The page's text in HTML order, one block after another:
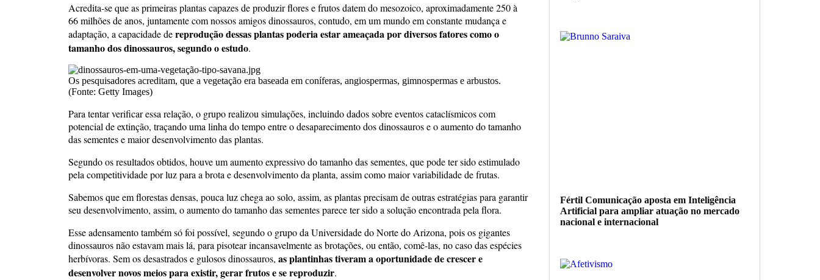
Acredita-se que as primeiras plantas capazes de produzir flores e frutos datem do mesozoico, aproximadamente 250 à
66 milhões de anos, juntamente com nossos amigos dinossauros, contudo, em um mundo em constante mudança e
adaptação, a capacidade dereprodução dessas plantas poderia estar ameaçada por diversos fatores como o
tamanho dos dinossauros, segundo o estudo.
Os pesquisadores acreditam, que a vegetação era baseada em coníferas, angiospermas, gimnospermas e arbustos.
(Fonte: Getty Images)
Para tentar verificar essa relação, o grupo realizou simulações, incluindo dados sobre eventos cataclísmicos com
potencial de extinção, traçando uma linha do tempo entre o desaparecimento dos dinossauros e o aumento do tamanho
das sementes e maior desenvolvimento das plantas.
Segundo os resultados obtidos, houve um aumento expressivo do tamanho das sementes, que pode ter sido estimulado
pela competitividade por luz para a brota e desenvolvimento da planta, assim como maior variabilidade de frutas.
Sabemos que em florestas densas, pouca luz chega ao solo, assim, as plantas precisam de outras estratégias para garantir
seu desenvolvimento, assim, o aumento do tamanho das sementes parece ter sido a solução encontrada pela flora.
Esse adensamento também só foi possível, segundo o grupo da Universidade do Norte do Arizona, pois os gigantes
dinossauros não estavam mais lá, para pisotear incansavelmente as brotações, ou então, comê-las, no caso das espécies
herbívoras. Sem os desastrados e gulosos dinossauros, as plantinhas tiveram a oportunidade de crescer e
desenvolver novos meios para existir, gerar frutos e se reproduzir.
Fértil Comunicação aposta em Inteligência
Artificial para ampliar atuação no mercado
nacional e internacional